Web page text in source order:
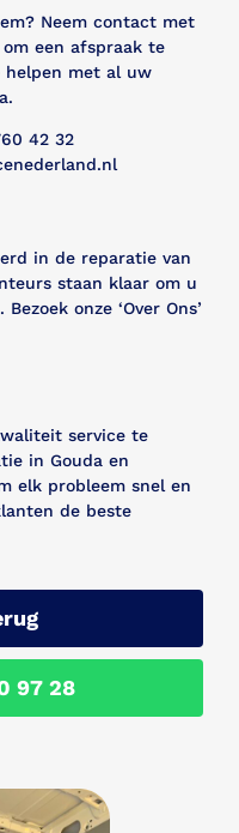
Neem contact met
een afspraak te
helpen met al uw
42 32
in de reparatie van
staan klaar om u
onze ‘Over Ons’
service te
in Gouda en
elk probleem snel en
de beste
97 28